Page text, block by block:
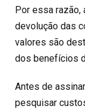
Por essa razão,
devolução das
valores são
dos benefícios
Antes de
pesquisar